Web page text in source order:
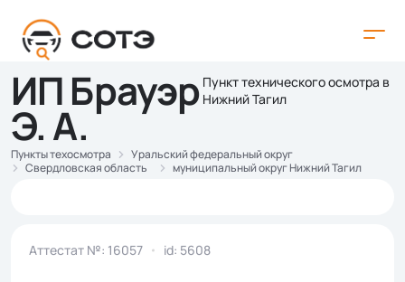
ИП Брауэр
Э. А.
Пункт технического осмотра в
Нижний Тагил
Пункты техосмотра
Уральский федеральный округ
Свердловская область
муниципальный округ Нижний Тагил
Аттестат №: 16057 id: 5608